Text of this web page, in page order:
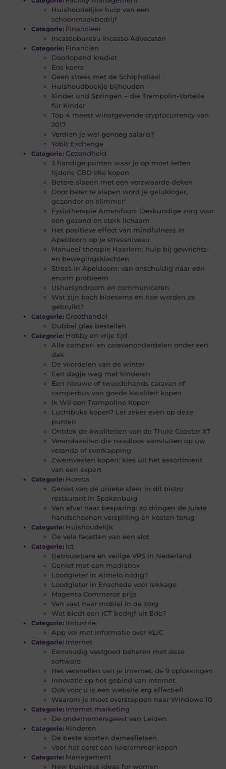
Huishoudelijke hulp van een
schoonmaakbedrijf
Categorie: Financieel
Incassobureau Incasso Advocaten
Categorie: Financien
Doorlopend krediet
Eos koers
Geen stress met de Schipholtaxi
Huishoudboekje bijhouden
Kinder und Springen – die Trampolin-Vorteile
für Kinder
Top 4 meest winstgevende cryptocurrency van
2017
Verdien je wel genoeg salaris?
Yobit Exchange
Categorie: Gezondheid
3 handige punten waar je op moet letten
tijdens CBD olie kopen
Betere slapen met een verzwaarde deken
Door beter te slapen word je gelukkiger,
gezonder en slimmer!
Fysiotherapie Amersfoort: Deskundige zorg voor
een gezond en sterk lichaam
Het positieve effect van mindfulness in
Apeldoorn op je stressniveau
Manueel therapie Haarlem: hulp bij gewrichts-
en bewegingsklachten
Stress in Apeldoorn: van onschuldig naar een
enorm probleem
Ushersyndroom en communiceren
Wat zijn bach bloesems en hoe worden ze
gebruikt?
Categorie: Groothandel
Dubbel glas bestellen
Categorie: Hobby en vrije tijd
Alle camper- en caravanonderdelen onder één
dak
De voordelen van de winter
Een dagje weg met kinderen
Een nieuwe of tweedehands caravan of
camperbus van goede kwaliteit kopen
Ik Wil een Trampoline Kopen
Luchtbuks kopen? Let zeker even op deze
punten
Ontdek de kwaliteiten van de Thule Coaster XT
Verandazeilen die naadloos aansluiten op uw
veranda of overkapping
Zwemvesten kopen: kies uit het assortiment
van een expert
Categorie: Horeca
Geniet van de unieke sfeer in dit bistro
restaurant in Spakenburg
Van afval naar besparing: zo dringen de juiste
handschoenen verspilling én kosten terug
Categorie: Huishoudelijk
De vele facetten van een slot
Categorie: Ict
Betrouwbare en veilige VPS in Nederland
Geniet met een mediabox
Loodgieter in Almelo nodig?
Loodgieter in Enschede voor lekkage
Magento Commerce prijs
Van vast naar mobiel in de zorg
Wat biedt een ICT bedrijf uit Ede?
Categorie: Industrie
App vol met informatie over KLIC
Categorie: Internet
Eenvoudig vastgoed beheren met deze
software
Het versnellen van je internet, de 9 oplossingen
Innovatie op het gebied van internet
Ook voor u is een website erg effectief!
Waarom je moet overstappen naar Windows 10
Categorie: Internet marketing
De ondernemersgeest van Leiden
Categorie: Kinderen
De beste soorten damesfietsen
Voor het eerst een luieremmer kopen
Categorie: Management
New business ideas for women